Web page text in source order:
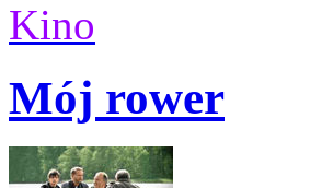
Kino
Mój rower